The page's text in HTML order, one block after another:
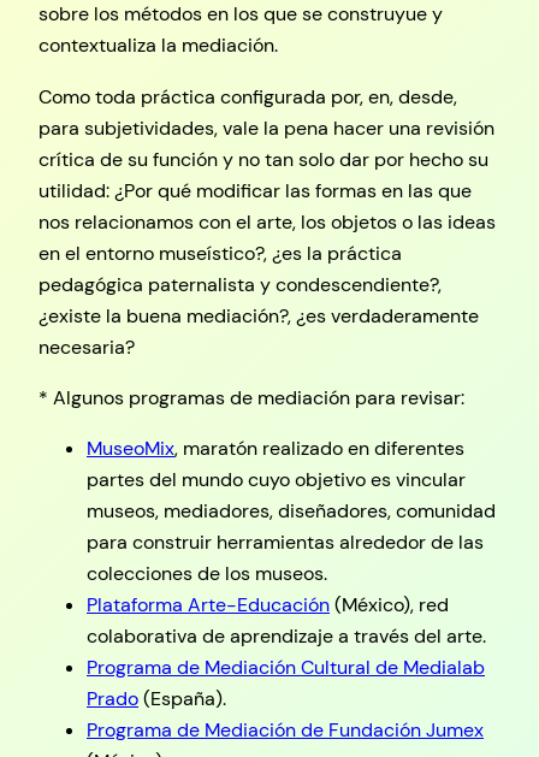
sobre los métodos en los que se construyue y
contextualiza la mediación.
Como toda práctica configurada por, en, desde,
para subjetividades, vale la pena hacer una revisión
crítica de su función y no tan solo dar por hecho su
utilidad: ¿Por qué modificar las formas en las que
nos relacionamos con el arte, los objetos o las ideas
en el entorno museístico?, ¿es la práctica
pedagógica paternalista y condescendiente?,
¿existe la buena mediación?, ¿es verdaderamente
necesaria?
* Algunos programas de mediación para revisar:
MuseoMix, maratón realizado en diferentes
partes del mundo cuyo objetivo es vincular
museos, mediadores, diseñadores, comunidad
para construir herramientas alrededor de las
colecciones de los museos.
Plataforma Arte-Educación(México), red
colaborativa de aprendizaje a través del arte.
Programa de Mediación Cultural de Medialab
Prado(España).
Programa de Mediación de Fundación Jumex